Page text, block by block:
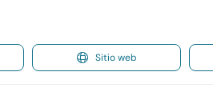
Sitio web